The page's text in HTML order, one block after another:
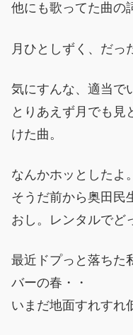
他にも歌ってた曲の
月ひとしずく、だっ
気にすんな、適当で
とりあえず月でも見
けた曲。
なんかホッとしたよ。
そうだ前から奥田民
おし。レンタルでど
最近ドプっと落ちた
バーの春・・
いまだ地面すれすれ